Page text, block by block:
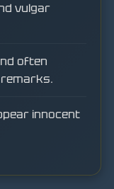
vulgar
often
innocent